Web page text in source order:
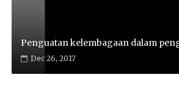
Penguatan kelembagaan dalam
Dec 26, 2017